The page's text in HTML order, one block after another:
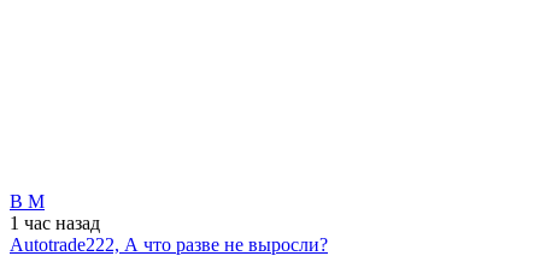
В М
1 час назад
Autotrade222, А что разве не выросли?